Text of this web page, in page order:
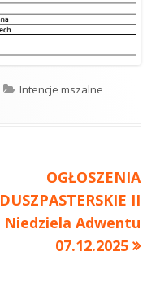
Kategorie
Intencje mszalne
Następny
artykół:
OGŁOSZENIA
DUSZPASTERSKIE II
Niedziela Adwentu
07.12.2025